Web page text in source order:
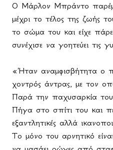
Ο Μάρλον Μπράντο
μέχρι το τέλος της ζωής
το σώμα του και είχε
συνέχισε να γοητεύει τις
«Ήταν αναμφισβήτητα ο
χοντρός άντρας, με τον
Παρά την παχυσαρκία του
Πήγα στο σπίτι του και
εξαντλητικές αλλά
Το μόνο του αρνητικό